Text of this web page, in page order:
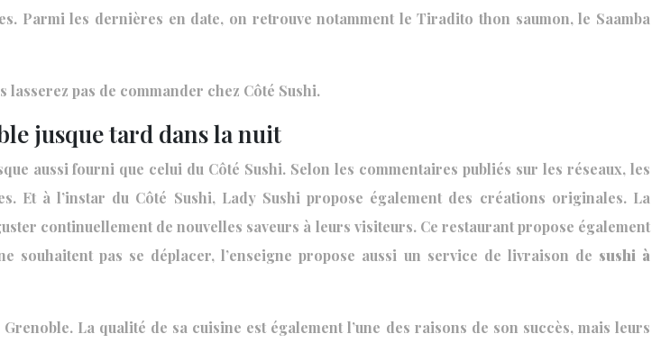
Parmi les dernières en date, on retrouve notamment le Tiradito thon saumon, le Saamba
pas de commander chez Côté Sushi.
jusque tard dans la nuit
aussi fourni que celui du Côté Sushi. Selon les commentaires publiés sur les réseaux, les
Et à l’instar du Côté Sushi, Lady Sushi propose également des créations originales. La
continuellement de nouvelles saveurs à leurs visiteurs. Ce restaurant propose également
pas se déplacer, l’enseigne propose aussi un service de livraison de sushi à
La qualité de sa cuisine est également l’une des raisons de son succès, mais leurs